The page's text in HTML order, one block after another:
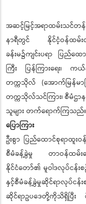
အဆင့်မြင့်အရာထမ်းသင်တ
နာရီတွင် နိုင်ငံ့ဝန်ထမ်
ခန်းမ၌ကျင်းပရာ ပြည်ထ
ကြီး ပြန်ကြားရေး၊ က
တက္ကသိုလ် (အောက်မြန်မာပြ
တက္ကသိုလ်သင်ကြား၊ စီမံဌာန
သူများ တက်ရောက်ကြသည်။
ပြောကြား
ဦးစွာ ပြည်ထောင်စုရာထူ
စီမံခန့်ခွဲမှု တာဝန်ထမ်းဆ
နိုင်ငံတော်၏ မူဝါဒလုပ်ငန်းစဉ်
နှင့်စီမံခန့်ခွဲမှုဆိုင်ရာလုပ်ငန်
ဆိုင်ရာဥပဒေတို့ကိုသိရှိပြီး